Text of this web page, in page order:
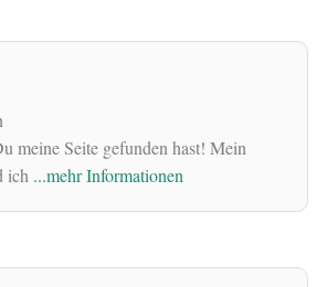
meine Seite gefunden hast! Mein
ich ...mehr Informationen